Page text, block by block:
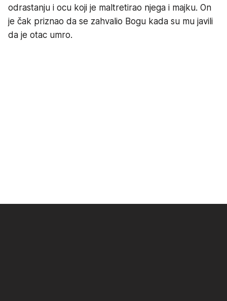
odrastanju i ocu koji je maltretirao njega i majku. On
je čak priznao da se zahvalio Bogu kada su mu javili
da je otac umro.